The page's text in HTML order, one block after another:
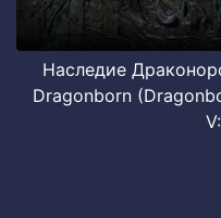
Наследие
Dragonborn